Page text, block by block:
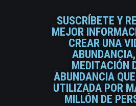
SUSCRÍBETE Y
MEJOR
CREAR UNA
MEDITACIÓN
ABUNDANCIA
UTILIZADA POR
MILLÓN DE